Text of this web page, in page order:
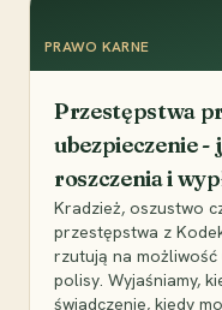
PRAWO KARNE
Przestępstwa
ubezpieczenie -
roszczenia i
Kradzież, oszustwo
przestępstwa z
rzutują na
polisy. Wyjaśniamy,
świadczenie, kiedy